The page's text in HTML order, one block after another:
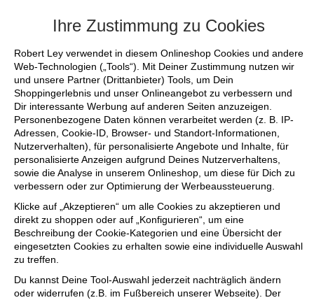
Ihre Zustimmung zu Cookies
Robert Ley verwendet in diesem Onlineshop Cookies und andere
Web-Technologien („Tools“). Mit Deiner Zustimmung nutzen wir
und unsere Partner (Drittanbieter) Tools, um Dein
Shoppingerlebnis und unser Onlineangebot zu verbessern und
Dir interessante Werbung auf anderen Seiten anzuzeigen.
Personenbezogene Daten können verarbeitet werden (z. B. IP-
Adressen, Cookie-ID, Browser- und Standort-Informationen,
Nutzerverhalten), für personalisierte Angebote und Inhalte, für
personalisierte Anzeigen aufgrund Deines Nutzerverhaltens,
sowie die Analyse in unserem Onlineshop, um diese für Dich zu
verbessern oder zur Optimierung der Werbeaussteuerung.
Klicke auf „Akzeptieren“ um alle Cookies zu akzeptieren und
direkt zu shoppen oder auf „Konfigurieren“, um eine
Beschreibung der Cookie-Kategorien und eine Übersicht der
eingesetzten Cookies zu erhalten sowie eine individuelle Auswahl
zu treffen.
Du kannst Deine Tool-Auswahl jederzeit nachträglich ändern
oder widerrufen (z.B. im Fußbereich unserer Webseite). Der